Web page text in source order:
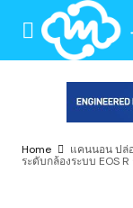
Home
แคนนอน ปล่
ระดับกล้องระบบ EOS